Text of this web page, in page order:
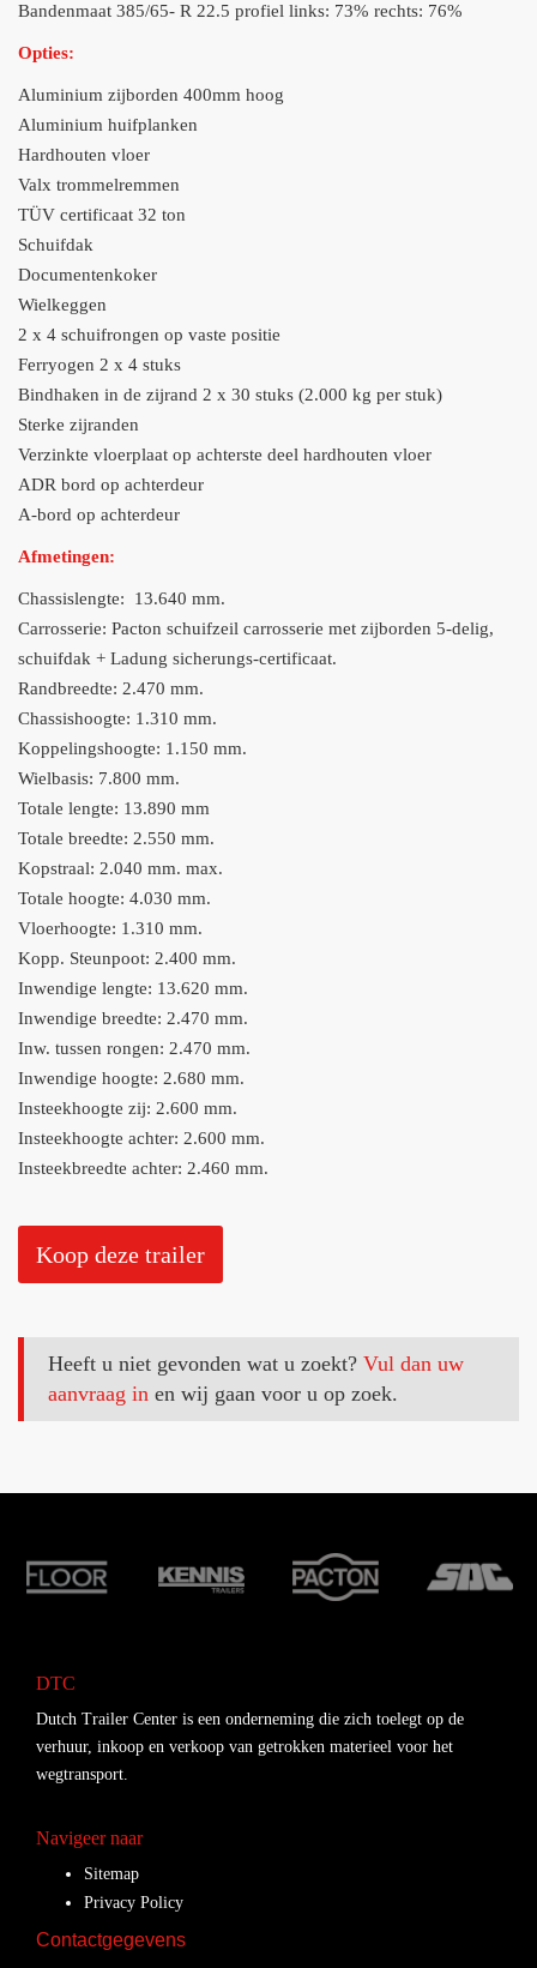
Bandenmaat 385/65- R 22.5 profiel links: 73% rechts: 76%
Opties:
Aluminium zijborden 400mm hoog
Aluminium huifplanken
Hardhouten vloer
Valx trommelremmen
TÜV certificaat 32 ton
Schuifdak
Documentenkoker
Wielkeggen
2 x 4 schuifrongen op vaste positie
Ferryogen 2 x 4 stuks
Bindhaken in de zijrand 2 x 30 stuks (2.000 kg per stuk)
Sterke zijranden
Verzinkte vloerplaat op achterste deel hardhouten vloer
ADR bord op achterdeur
A-bord op achterdeur
Afmetingen:
Chassislengte: 13.640 mm.
Carrosserie: Pacton schuifzeil carrosserie met zijborden 5-delig,
schuifdak + Ladung sicherungs-certificaat.
Randbreedte: 2.470 mm.
Chassishoogte: 1.310 mm.
Koppelingshoogte: 1.150 mm.
Wielbasis: 7.800 mm.
Totale lengte: 13.890 mm
Totale breedte: 2.550 mm.
Kopstraal: 2.040 mm. max.
Totale hoogte: 4.030 mm.
Vloerhoogte: 1.310 mm.
Kopp. Steunpoot: 2.400 mm.
Inwendige lengte: 13.620 mm.
Inwendige breedte: 2.470 mm.
Inw. tussen rongen: 2.470 mm.
Inwendige hoogte: 2.680 mm.
Insteekhoogte zij: 2.600 mm.
Insteekhoogte achter: 2.600 mm.
Insteekbreedte achter: 2.460 mm.
Koop deze trailer
Heeft u niet gevonden wat u zoekt? Vul dan uw
aanvraag in en wij gaan voor u op zoek.
DTC
Dutch Trailer Center is een onderneming die zich toelegt op de
verhuur, inkoop en verkoop van getrokken materieel voor het
wegtransport.
Navigeer naar
Sitemap
Privacy Policy
Contactgegevens